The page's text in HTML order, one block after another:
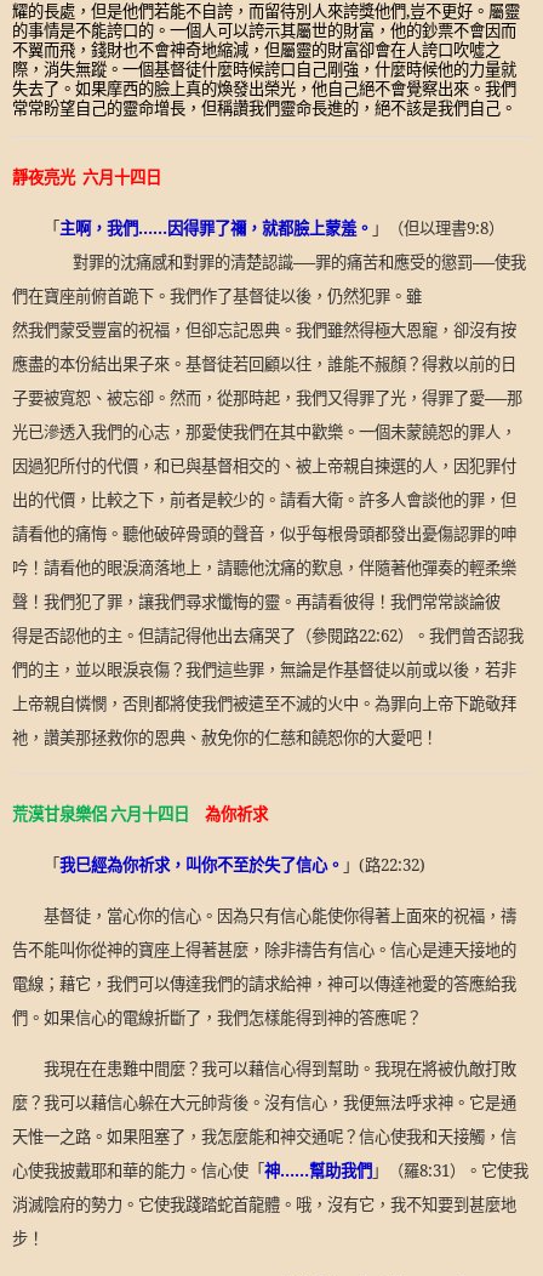
耀的長處 ， 但是他們若能不自誇 ， 而留待別人來誇獎他們,豈不更好。屬靈
的事情是不能誇口的。一個人可以誇示其屬世的財富 ， 他的鈔票不會因而
不翼而飛，錢財也不會神奇地縮減 ， 但屬靈的財富卻會在人誇口吹噓之
際 ， 消失無蹤。一個基督徒什麼時候誇口自己剛強 ， 什麼時候他的力量就
失去了。如果摩西的臉上真的煥發出榮光 ， 他自己絕不會覺察出來。我們
常常盼望自己的靈命增長 ， 但稱讚我們靈命長進的 ， 絕不該是我們自己。
靜夜亮光 六月十四日
「主啊，我們……因得罪了禰，就都臉上蒙羞。 」 （但以理書9:8）
對罪的沈痛感和對罪的清楚認識──罪的痛苦和應受的懲罰──使我
們在寶座前俯首跪下。我們作了基督徒以後，仍然犯罪。雖
然我們蒙受豐富的祝福，但卻忘記恩典。我們雖然得極大恩寵，卻沒有按
應盡的本份結出果子來。基督徒若回顧以往，誰能不赧顏？得救以前的日
子要被寬恕、被忘卻。然而，從那時起，我們又得罪了光，得罪了愛──那
光已滲透入我們的心志，那愛使我們在其中歡樂。一個未蒙饒恕的罪人，
因過犯所付的代價，和已與基督相交的、被上帝親自揀選的人，因犯罪付
出的代價，比較之下，前者是較少的。請看大衛。許多人會談他的罪，但
請看他的痛悔。聽他破碎骨頭的聲音，似乎每根骨頭都發出憂傷認罪的呻
吟！請看他的眼淚滴落地上，請聽他沈痛的歎息，伴隨著他彈奏的輕柔樂
聲！我們犯了罪，讓我們尋求懺悔的靈。再請看彼得！我們常常談論彼
得是否認他的主。但請記得他出去痛哭了（參閱路22:62）。我們曾否認我
們的主，並以眼淚哀傷？我們這些罪，無論是作基督徒以前或以後，若非
上帝親自憐憫，否則都將使我們被遣至不滅的火中。為罪向上帝下跪敬拜
祂，讚美那拯救你的恩典、赦免你的仁慈和饒恕你的大愛吧！
荒漠甘泉樂侶 六月十四日 為你祈求
「我巳經為你祈求，叫你不至於失了信心。 」 (路22:32)
基督徒，當心你的信心。因為只有信心能使你得著上面來的祝福，禱
告不能叫你從神的寶座上得著甚麼，除非禱告有信心。信心是連天接地的
電線；藉它，我們可以傳達我們的請求給神，神可以傳達祂愛的答應給我
們。如果信心的電線折斷了，我們怎樣能得到神的答應呢？
我現在在患難中間麼？我可以藉信心得到幫助。我現在將被仇敵打敗
麼？我可以藉信心躲在大元帥背後。沒有信心，我便無法呼求神。它是通
天惟一之路。如果阻塞了，我怎麼能和神交通呢？信心使我和天接觸，信
心使我披戴耶和華的能力。信心使「神……幫助我們」（羅8:31）。它使我
消滅陰府的勢力。它使我踐踏蛇首龍體。哦，沒有它，我不知要到甚麼地
步！